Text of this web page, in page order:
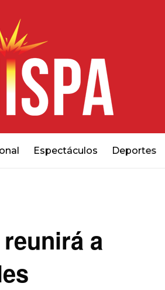
Espectáculos Deportes
a